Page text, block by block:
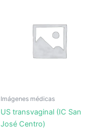
Imágenes médicas
US transvaginal (IC San
José Centro)